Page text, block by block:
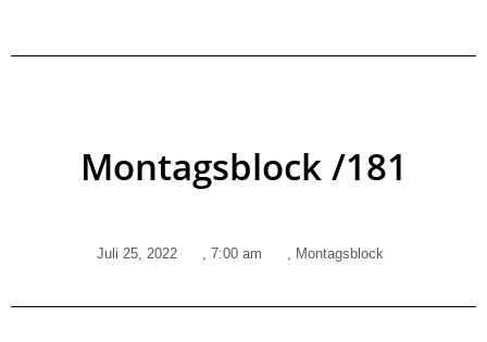
Montagsblock /181
Juli 25, 2022 , 7:00 am , Montagsblock